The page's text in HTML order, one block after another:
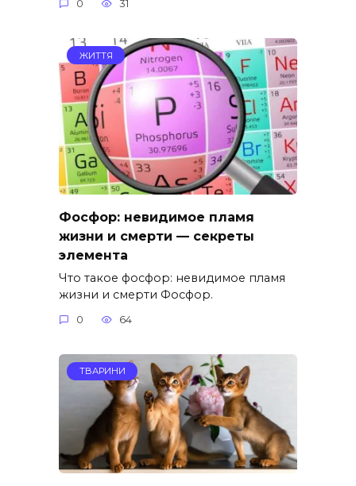
0 31
ЖИТТЯ
Фосфор: невидимое пламя
жизни и смерти — секреты
элемента
Что такое фосфор: невидимое пламя
жизни и смерти Фосфор.
0 64
ТВАРИНИ